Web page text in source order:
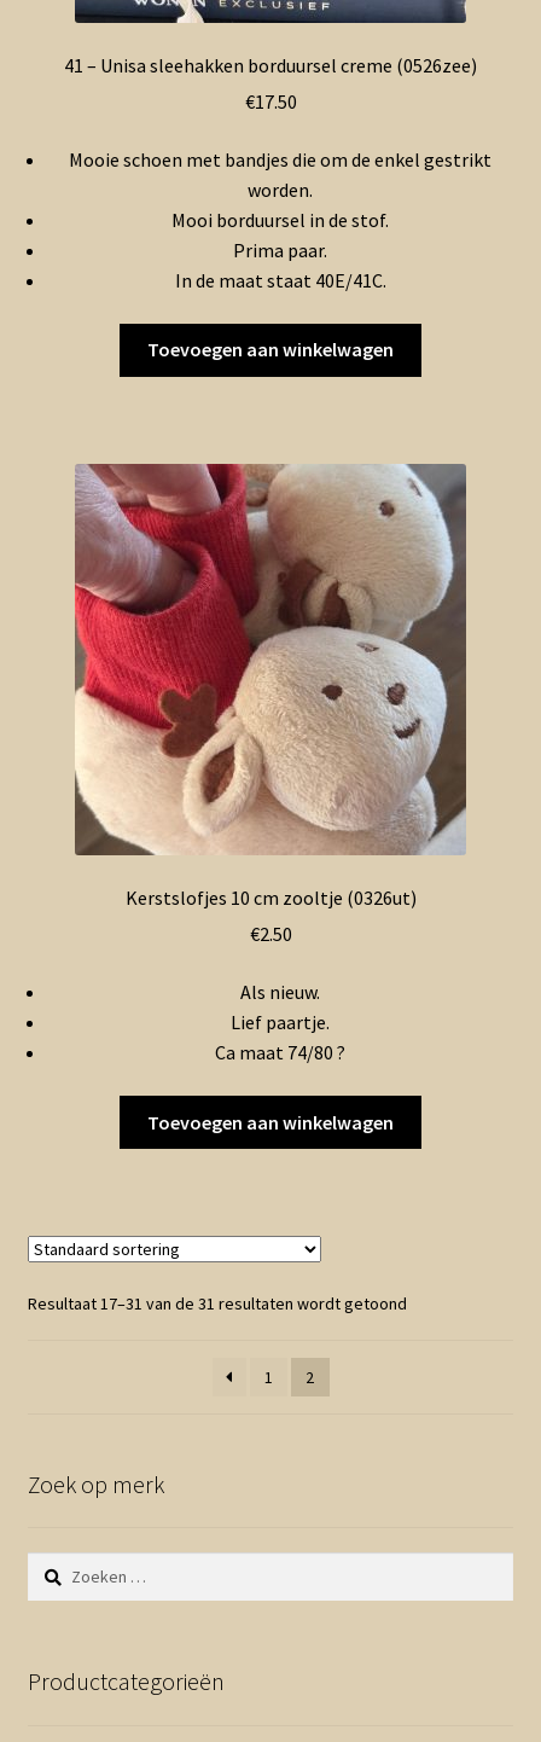
41 – Unisa sleehakken borduursel creme (0526zee)
€17.50
Mooie schoen met bandjes die om de enkel gestrikt
worden.
Mooi borduursel in de stof.
Prima paar.
In de maat staat 40E/41C.
Toevoegen aan winkelwagen
Kerstslofjes 10 cm zooltje (0326ut)
€2.50
Als nieuw.
Lief paartje.
Ca maat 74/80 ?
Toevoegen aan winkelwagen
Resultaat 17–31 van de 31 resultaten wordt getoond
1 2
Zoek op merk
Zoeken
naar:
Productcategorieën